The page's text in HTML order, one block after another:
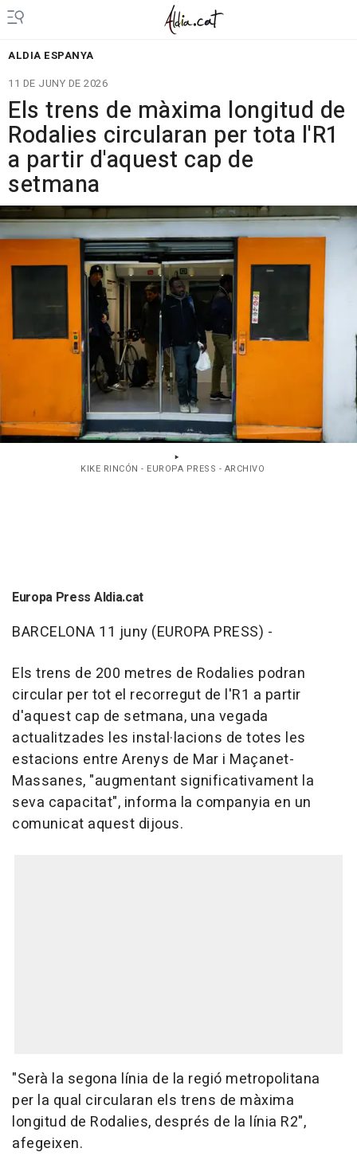
ALDIA ESPANYA
11 DE JUNY DE 2026
Els trens de màxima longitud de
Rodalies circularan per tota l'R1
a partir d'aquest cap de
setmana
KIKE RINCÓN - EUROPA PRESS - ARCHIVO
Europa Press Aldia.cat
BARCELONA 11 juny (EUROPA PRESS) -
Els trens de 200 metres de Rodalies podran
circular per tot el recorregut de l'R1 a partir
d'aquest cap de setmana, una vegada
actualitzades les instal·lacions de totes les
estacions entre Arenys de Mar i Maçanet-
Massanes, "augmentant significativament la
seva capacitat", informa la companyia en un
comunicat aquest dijous.
"Serà la segona línia de la regió metropolitana
per la qual circularan els trens de màxima
longitud de Rodalies, després de la línia R2",
afegeixen.